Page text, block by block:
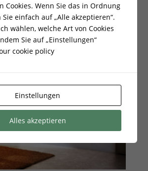
Cookies. Wenn Sie das in Ordnung
einfach auf „Alle akzeptieren“.
wählen, welche Art von Cookies
Sie auf „Einstellungen“
cookie policy
Einstellungen
Alles akzeptieren